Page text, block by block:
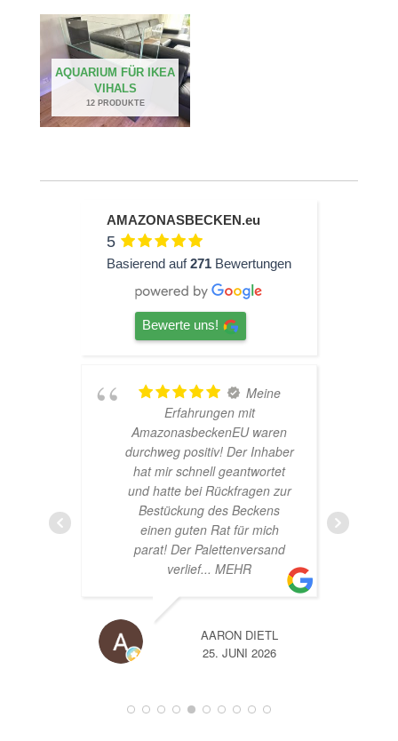
AQUARIUM FÜR IKEA
VIHALS
12 PRODUKTE
AMAZONASBECKEN.eu
5
Basierend auf271 Bewertungen
Bewerte uns!
Meine
Erfahrungen mit
AmazonasbeckenEU waren
durchweg positiv! Der Inhaber
hat mir schnell geantwortet
und hatte bei Rückfragen zur
Bestückung des Beckens
einen guten Rat für mich
parat! Der Palettenversand
verlief... MEHR
AARON DIETL
25. JUNI 2026